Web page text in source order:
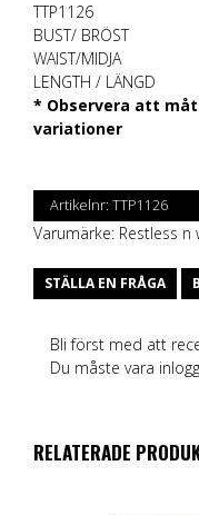
TTP1126
BUST/ BRÖST
WAIST/MIDJA
LENGTH / LÄNGD
* Observera att
variationer
Artikelnr: TTP1126
Varumärke: Restless n
STÄLLA EN FRÅGA
Bli först med att
Du måste vara
RELATERADE